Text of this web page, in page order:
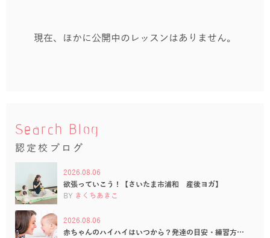
現在、ほかに公開中のレッスンはありません。
Search Blog
認定校ブログ
2026.08.06
欲張っていこう！【さいたま市浦和 産後ヨガ】
BY きくちあきこ
2026.08.06
赤ちゃんのハイハイはいつから？発達の目安・練習方…